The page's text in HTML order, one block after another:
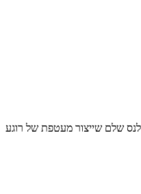
שלם שייצור מעטפת של רוגע